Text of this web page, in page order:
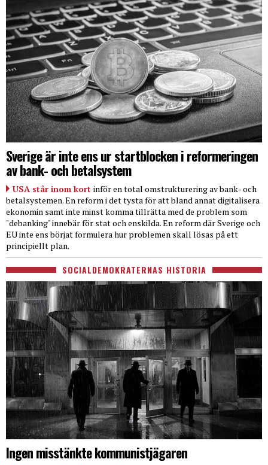
Sverige är inte ens ur startblocken i reformeringen
av bank- och betalsystem
USA står inom kort inför en total omstrukturering av bank- och
betalsystemen. En reform i det tysta för att bland annat digitalisera
ekonomin samt inte minst komma tillrätta med de problem som
"debanking" innebär för stat och enskilda. En reform där Sverige och
EU inte ens börjat formulera hur problemen skall lösas på ett
principiellt plan.
SOCIALDEMOKRATERNAS HISTORIA
Ingen misstänkte kommunistjägaren